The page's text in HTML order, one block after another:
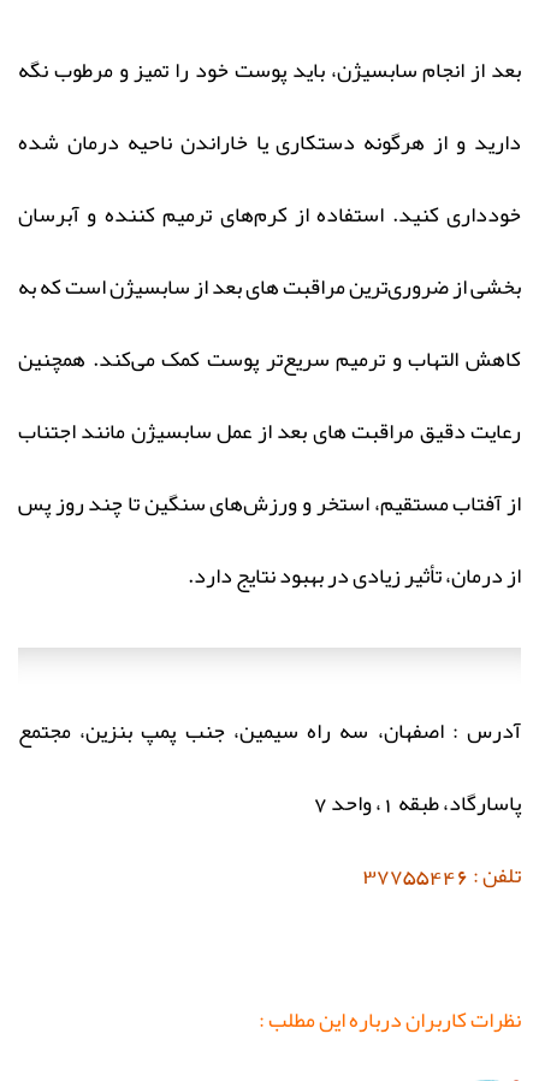
بعد از انجام سابسیژن، باید پوست خود را تمیز و مرطوب نگه
دارید و از هرگونه دستکاری یا خاراندن ناحیه درمان‌ شده
خودداری کنید. استفاده از کرم‌های ترمیم‌ کننده و آبرسان
بخشی از ضروری‌ترین مراقبت های بعد از سابسیژن است که به
کاهش التهاب و ترمیم سریع‌تر پوست کمک می‌کند. همچنین
رعایت دقیق مراقبت های بعد از عمل سابسیژن مانند اجتناب
از آفتاب مستقیم، استخر و ورزش‌های سنگین تا چند روز پس
از درمان، تأثیر زیادی در بهبود نتایج دارد.
آدرس : اصفهان، سه راه سیمین، جنب پمپ بنزین، مجتمع
پاسارگاد، طبقه 1، واحد 7
تلفن : 37755446
نظرات کاربران درباره این مطلب :